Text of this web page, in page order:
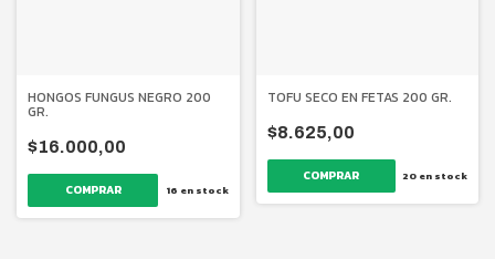
HONGOS FUNGUS NEGRO 200
GR.
$16.000,00
16 en stock
TOFU SECO EN FETAS 200 GR.
$8.625,00
20 en stock